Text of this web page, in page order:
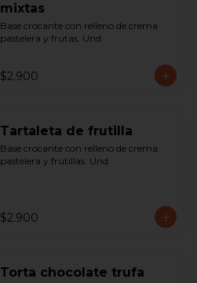
mixtas
Base crocante con relleno de crema
pastelera y frutas. Und.
$2.900
Tartaleta de frutilla
Base crocante con relleno de crema
pastelera y frutillas. Und.
$2.900
Torta chocolate trufa